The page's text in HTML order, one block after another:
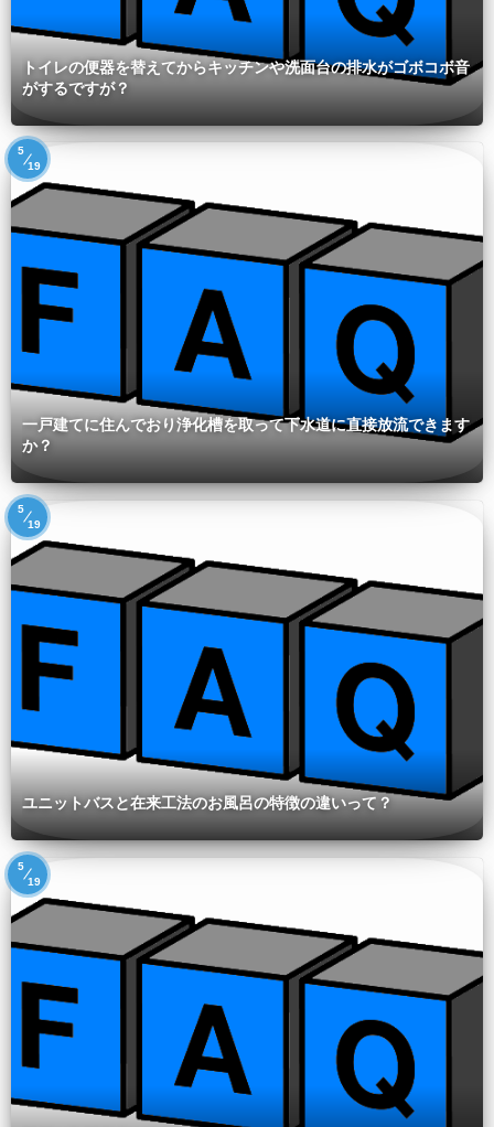
トイレの便器を替えてからキッチンや洗面台の排水がゴボコボ音
がするですが？
一戸建てに住んでおり浄化槽を取って下水道に直接放流できます
か？
5
19
ユニットバスと在来工法のお風呂の特徴の違いって？
5
19
5
19